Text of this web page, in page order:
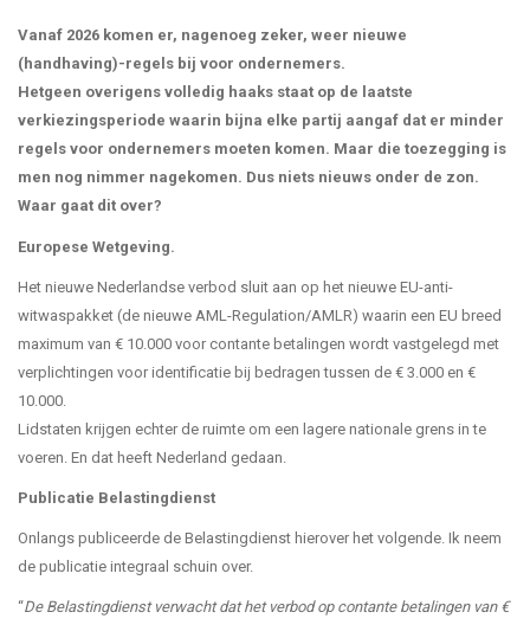
Vanaf 2026 komen er, nagenoeg zeker, weer nieuwe
(handhaving)-regels bij voor ondernemers.
Hetgeen overigens volledig haaks staat op de laatste
verkiezingsperiode waarin bijna elke partij aangaf dat er minder
regels voor ondernemers moeten komen. Maar die toezegging is
men nog nimmer nagekomen. Dus niets nieuws onder de zon.
Waar gaat dit over?
Europese Wetgeving.
Het nieuwe Nederlandse verbod sluit aan op het nieuwe EU-anti-
witwaspakket (de nieuwe AML-Regulation/AMLR) waarin een EU breed
maximum van € 10.000 voor contante betalingen wordt vastgelegd met
verplichtingen voor identificatie bij bedragen tussen de € 3.000 en €
10.000.
Lidstaten krijgen echter de ruimte om een lagere nationale grens in te
voeren. En dat heeft Nederland gedaan.
Publicatie Belastingdienst
Onlangs publiceerde de Belastingdienst hierover het volgende. Ik neem
de publicatie integraal schuin over.
“De Belastingdienst verwacht dat het verbod op contante betalingen van €